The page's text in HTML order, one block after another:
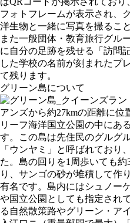
フォトフレームが表示され、
洋生物と一緒に写真を撮るこ
また一般団体・教育旅行グル
に自分の足跡を残せる「訪問
した学校の名前が刻まれたプ
て残ります。
グリーン島について
アンズから約27kmの距離に
リーフ海洋国立公園の中にあ
す。この島は先住民のグルグ
「ウンヤミ」と呼ばれており
た。島の回りを1周歩いても
り、サンゴの砂が堆積して作
有名です。島内にはシュノー
や国立公園としても指定され
る自然散策路やグリーン・ア